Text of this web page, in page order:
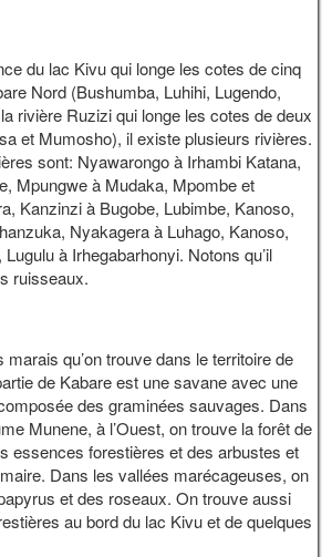
du lac Kivu qui longe les cotes de cinq
Nord (Bushumba, Luhihi, Lugendo,
rivière Ruzizi qui longe les cotes de deux
et Mumosho), il existe plusieurs rivières.
sont: Nyawarongo à Irhambi Katana,
Mpungwe à Mudaka, Mpombe et
Kanzinzi à Bugobe, Lubimbe, Kanoso,
Nyakagera à Luhago, Kanoso,
à Irhegabarhonyi. Notons qu’il
ruisseaux.
qu’on trouve dans le territoire de
de Kabare est une savane avec une
des graminées sauvages. Dans
Munene, à l’Ouest, on trouve la forêt de
essences forestières et des arbustes et
Dans les vallées marécageuses, on
et des roseaux. On trouve aussi
au bord du lac Kivu et de quelques